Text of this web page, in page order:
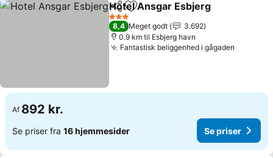
Del Føj til favoritter
Hotel Ansgar Esbjerg
3 Stjerner
8,4 Meget godt
3.692
0.9 km til Esbjerg havn
Fantastisk beliggenhed i gågaden
Af 892 kr.
Se priser fra 16 hjemmesider Se priser